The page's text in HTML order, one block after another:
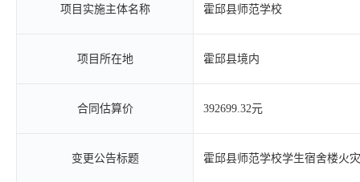
项目实施主体名称 霍邱县师范学校
项目所在地 霍邱县境内
合同估算价 392699.32元
变更公告标题 霍邱县师范学校学生宿舍楼火